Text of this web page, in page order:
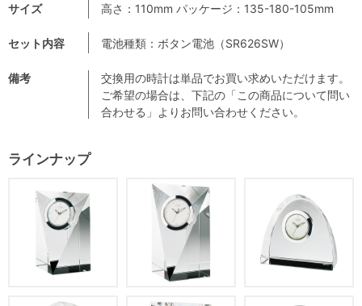
サイズ 高さ：110mm パッケージ：135-180-105mm
セット内容 電池種類：ボタン電池（SR626SW）
備考
交換用の時計は単品でお買い求めいただけます。
ご希望の場合は、下記の「この商品について問い
合わせる」よりお問い合わせください。
ラインナップ